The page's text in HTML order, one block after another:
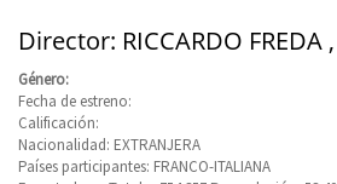
Director: RICCARDO FREDA
Género:
Fecha de estreno:
Calificación:
Nacionalidad: EXTRANJERA
Países participantes: FRANCO-ITALIANA